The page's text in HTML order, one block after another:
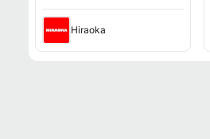
Hiraoka